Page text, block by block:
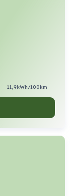
11,9kWh/100km